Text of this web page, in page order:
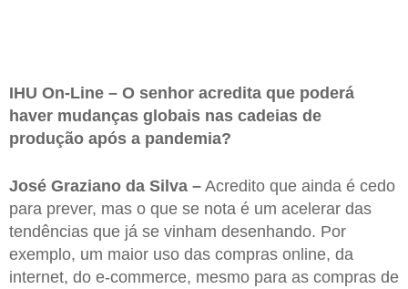
IHU On-Line – O senhor acredita que poderá
haver mudanças globais nas cadeias de
produção após a pandemia?
José Graziano da Silva – Acredito que ainda é cedo
para prever, mas o que se nota é um acelerar das
tendências que já se vinham desenhando. Por
exemplo, um maior uso das compras online, da
internet, do e-commerce, mesmo para as compras de